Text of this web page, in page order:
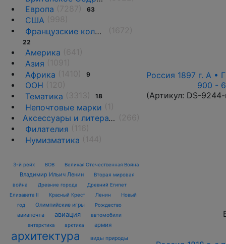
Европа
63
США
Французские колонии и территории
22
Америка
Азия
Африка
9
ООН
Тематика
18
Непочтовые марки
Аксессуары и литература
Филателия
Нумизматика
3-й рейх ВОВ Великая Отечественная Война
Владимир Ильич Ленин
Вторая мировая
война
Древние города
Древний Египет
Елизавета II
Красный Крест Ленин
Новый
год
Олимпийские игры Рождество
авиапочта авиация автомобили
антарктика арктика армия
архитектура виды природы
Россия 1897 г. А •
900 -
(Артикул: DS-